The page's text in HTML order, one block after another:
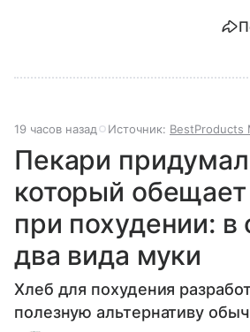
19 часов назад Источник: BestProducts
Пекари
который
при похудении: в
два вида муки
Хлеб для похудения
полезную альтернативу